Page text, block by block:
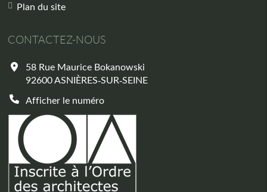
Plan du site
CONTACTEZ-NOUS
58 Rue Maurice Bokanowski
92600ASNIÈRES-SUR-SEINE
Afficher le numéro